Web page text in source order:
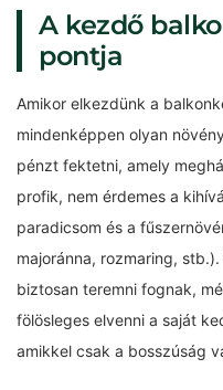
A kezdő
pontja
Amikor elkezdünk a
mindenképpen olyan
pénzt fektetni, amely
profik, nem érdemes a
paradicsom és a
majoránna, rozmaring,
biztosan teremni fognak,
fölösleges elvenni a saját
amikkel csak a bosszúság